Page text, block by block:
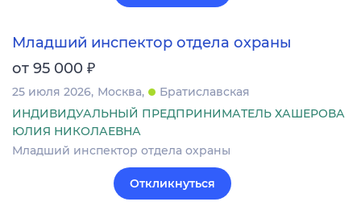
Младший инспектор отдела охраны
от 95 000 ₽
25 июля 2026 Москва
Братиславская
ИНДИВИДУАЛЬНЫЙ ПРЕДПРИНИМАТЕЛЬ ХАШЕРОВА
ЮЛИЯ НИКОЛАЕВНА
Младший инспектор отдела охраны
Откликнуться